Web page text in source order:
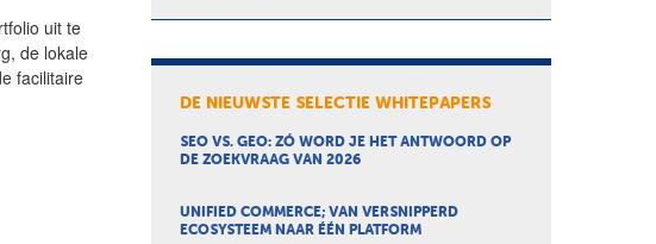
uit te
de lokale
facilitaire
DE NIEUWSTE SELECTIE WHITEPAPERS
SEO VS. GEO: ZÓ WORD JE HET ANTWOORD OP
DE ZOEKVRAAG VAN 2026
UNIFIED COMMERCE; VAN VERSNIPPERD
ECOSYSTEEM NAAR ÉÉN PLATFORM